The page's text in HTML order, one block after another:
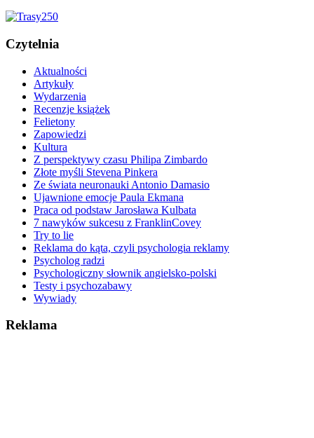
Czytelnia
Aktualności
Artykuły
Wydarzenia
Recenzje książek
Felietony
Zapowiedzi
Kultura
Z perspektywy czasu Philipa Zimbardo
Złote myśli Stevena Pinkera
Ze świata neuronauki Antonio Damasio
Ujawnione emocje Paula Ekmana
Praca od podstaw Jarosława Kulbata
7 nawyków sukcesu z FranklinCovey
Try to lie
Reklama do kąta, czyli psychologia reklamy
Psycholog radzi
Psychologiczny słownik angielsko-polski
Testy i psychozabawy
Wywiady
Reklama